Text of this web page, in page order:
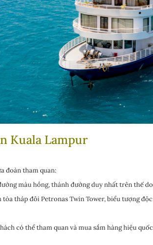
Kuala Lampur
đoàn tham quan:
màu hồng, thánh đường duy nhất trên thế
tháp đôi Petronas Twin Tower, biểu tượng
có thể tham quan và mua sắm hàng hiệu